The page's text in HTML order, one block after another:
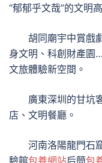
“郁郁乎文哉”的文明
胡同廟宇中賞戲
身文明、科創財產園
文旅體驗新空間。
廣東深圳的甘坑
店、文明餐廳。
河南洛陽龍門石
驗館包養網站后簡包